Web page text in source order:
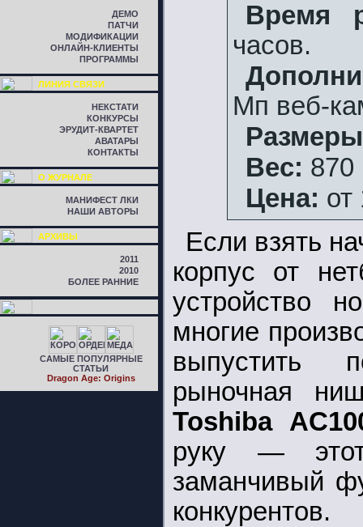
ДЕМО
ПАТЧИ
МОДИФИКАЦИИ
ОНЛАЙН-КЛИЕНТЫ
ПРОГРАММЫ
ЛИНИЯ СВЯЗИ
НЕКСТАТИ
КОНКУРСЫ
ЭРУДИТ-КВАРТЕТ
АВАТАРЫ
КОНТАКТЫ
О ЖУРНАЛЕ
МАНИФЕСТ ЛКИ
НАШИ АВТОРЫ
АРХИВЫ
2011
2010
БОЛЕЕ РАННИЕ
САМЫЕ ПОПУЛЯРНЫЕ
СТАТЬИ
Dragon Age: Origins
Время
часов.
Мп веб-
Вес: 870
Цена: от
Если взять
корпус от
устройство
многие
выпустить
рыночная
Toshiba
руку — этот
заманчивый
конкурентов.